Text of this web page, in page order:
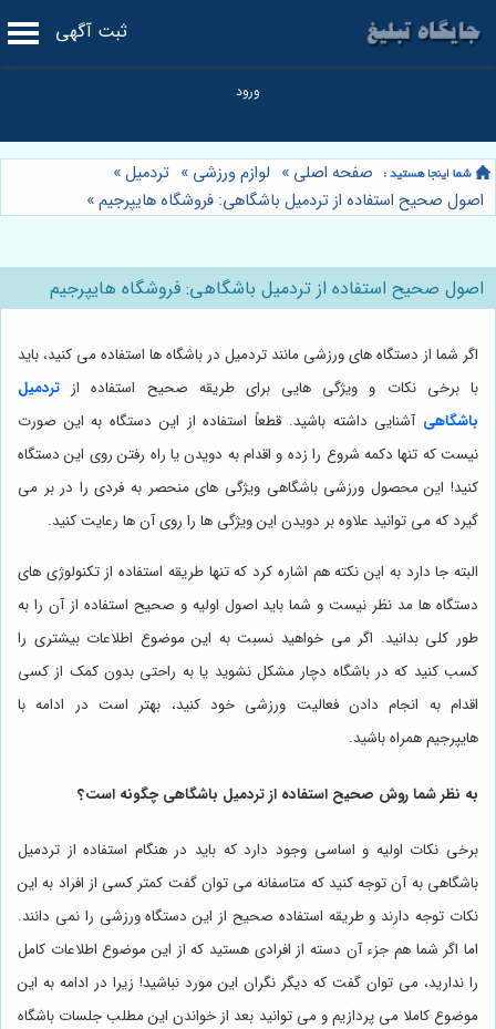
ثبت آگهی
صفحه اصلی » لوازم ورزشی » تردمیل»
اصول صحیح استفاده از تردمیل باشگاهی: فروشگاه هایپرجیم»
اصول صحیح استفاده از تردمیل باشگاهی: فروشگاه هایپرجیم
اگر شما از دستگاه های ورزشی مانند تردمیل در باشگاه ها استفاده می کنید، باید
با برخی نکات و ویژگی هایی برای طریقه صحیح استفاده از تردمیل
باشگاهی آشنایی داشته باشید. قطعاً استفاده از این دستگاه به این صورت
نیست که تنها دکمه شروع را زده و اقدام به دویدن یا راه رفتن روی این دستگاه
کنید! این محصول ورزشی باشگاهی ویژگی های منحصر به فردی را در بر می
گیرد که می توانید علاوه بر دویدن این ویژگی ها را روی آن ها رعایت کنید.
البته جا دارد به این نکته هم اشاره کرد که تنها طریقه استفاده از تکنولوژی های
دستگاه ها مد نظر نیست و شما باید اصول اولیه و صحیح استفاده از آن را به
طور کلی بدانید. اگر می خواهید نسبت به این موضوع اطلاعات بیشتری را
کسب کنید که در باشگاه دچار مشکل نشوید یا به راحتی بدون کمک از کسی
اقدام به انجام دادن فعالیت ورزشی خود کنید، بهتر است در ادامه با
هایپرجیمهمراه باشید.
به نظر شما روش صحیح استفاده از تردمیل باشگاهی چگونه است؟
برخی نکات اولیه و اساسی وجود دارد که باید در هنگام استفاده از تردمیل
باشگاهی به آن توجه کنید که متاسفانه می توان گفت کمتر کسی از افراد به این
نکات توجه دارند و طریقه استفاده صحیح از این دستگاه ورزشی را نمی دانند.
اما اگر شما هم جزء آن دسته از افرادی هستید که از این موضوع اطلاعات کامل
را ندارید، می توان گفت که دیگر نگران این مورد نباشید! زیرا در ادامه به این
موضوع کاملا می پردازیم و می توانید بعد از خواندن این مطلب جلسات باشگاه